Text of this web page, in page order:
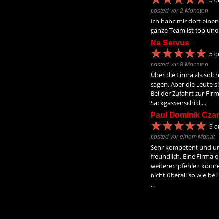
posted vor 2 Monaten
Ich habe mir dort einen
ganze Team ist top
Na Servus
★★★★★
★★★★★ 5
posted vor 8 Monaten
Über die Firma als
sagen. Aber die Leute
Bei der Zufahrt zur
Sackgassenschild....
Paul Dominik
★★★★★
★★★★★ 5
posted vor einem Monat
Sehr kompetent und
freundlich. Eine Firma
weiterempfehlen
nicht überall so wie
...